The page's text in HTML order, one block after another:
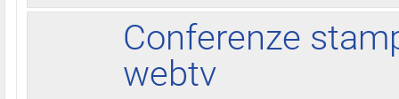
Conferenze
webtv